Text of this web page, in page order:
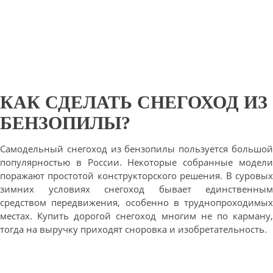
КАК СДЕЛАТЬ СНЕГОХОД ИЗ
БЕНЗОПИЛЫ?
Самодельный снегоход из бензопилы пользуется большой
популярностью в России. Некоторые собранные модели
поражают простотой конструкторского решения. В суровых
зимних условиях снегоход бывает единственным
средством передвижения, особенно в труднопроходимых
местах. Купить дорогой снегоход многим не по карману,
тогда на выручку приходят сноровка и изобретательность.